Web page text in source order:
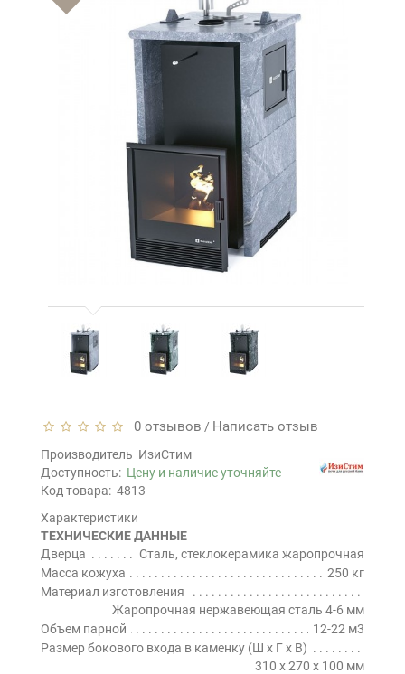
0 отзывов / Написать отзыв
Производитель ИзиСтим
Доступность: Цену и наличие уточняйте
Код товара: 4813
Характеристики
ТЕХНИЧЕСКИЕ ДАННЫЕ
Дверца
Сталь, стеклокерамика жаропрочная
Масса кожуха
250 кг
Материал изготовления
Жаропрочная нержавеющая сталь 4-6 мм
Объем парной
12-22 м3
Размер бокового входа в каменку (Ш х Г х В)
310 х 270 х 100 мм